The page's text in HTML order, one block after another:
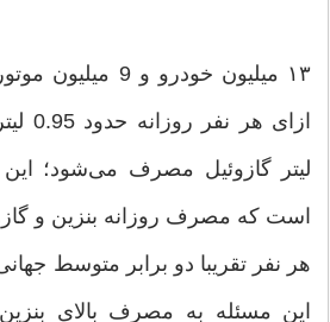
۱۳ میلیون خودرو و
لیتر گازوئیل مصرف می‌شود؛ این
است که مصرف روزانه بنزین و
هر نفر تقریبا دو برابر متوسط
این مسئله به مصرف بالای